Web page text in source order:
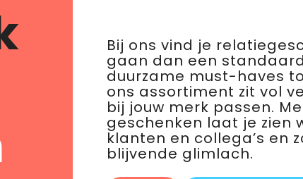
Bij ons vind je
gaan dan een
duurzame must-haves
ons assortiment zit vol
bij jouw merk passen.
geschenken laat je zien
klanten en collega’s en
blijvende glimlach.